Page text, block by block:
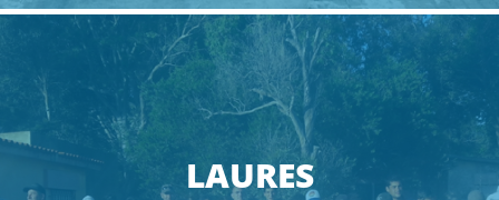
LAURES